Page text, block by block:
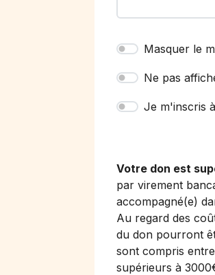
Masquer le
Ne pas
Je m'inscris
Votre don est
par virement
accompagné(e)
Au regard des
du don pourront
sont compris
supérieurs à